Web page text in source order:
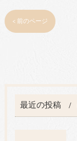
< 前のページ
最近の投稿